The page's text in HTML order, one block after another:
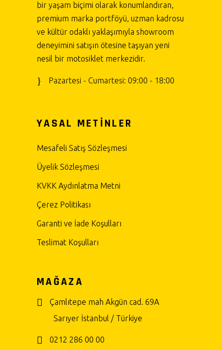
bir yaşam biçimi olarak konumlandıran,
premium marka portföyü, uzman kadrosu
ve kültür odaklı yaklaşımıyla showroom
deneyimini satışın ötesine taşıyan yeni
nesil bir motosiklet merkezidir.
Pazartesi - Cumartesi: 09:00 - 18:00
YASAL METİNLER
Mesafeli Satış Sözleşmesi
Üyelik Sözleşmesi
KVKK Aydınlatma Metni
Çerez Politikası
Garanti ve İade Koşulları
Teslimat Koşulları
MAĞAZA
Çamlıtepe mah Akgün cad. 69A
Sarıyer İstanbul / Türkiye
0212 286 00 00